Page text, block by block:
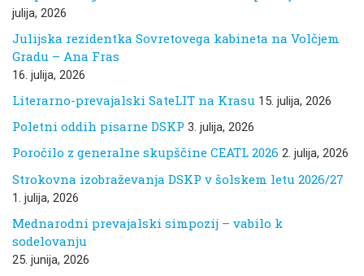
julija, 2026
Julijska rezidentka Sovretovega kabineta na Volčjem
Gradu – Ana Fras
16. julija, 2026
Literarno-prevajalski SateLIT na Krasu 15. julija, 2026
Poletni oddih pisarne DSKP 3. julija, 2026
Poročilo z generalne skupščine CEATL 2026 2. julija, 2026
Strokovna izobraževanja DSKP v šolskem letu 2026/27
1. julija, 2026
Mednarodni prevajalski simpozij – vabilo k
sodelovanju
25. junija, 2026